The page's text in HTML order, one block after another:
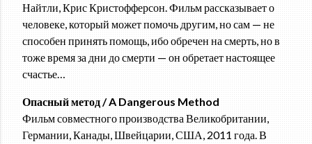
Найтли, Крис Кристофферсон. Фильм рассказывает о
человеке, который может помочь другим, но сам — не
способен принять помощь, ибо обречен на смерть, но в
тоже время за дни до смерти — он обретает настоящее
счастье…
Опасный метод / A Dangerous Method
Фильм совместного производства Великобритании,
Германии, Канады, Швейцарии, США, 2011 года. В